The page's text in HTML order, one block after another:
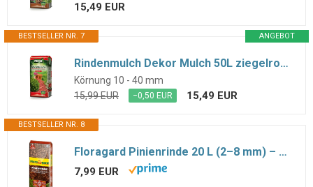
15,49 EUR
ANGEBOT
BESTSELLER NR. 7
Rindenmulch Dekor Mulch 50L ziegelrot Garten Deko-Mulch rot 50 Liter Dekormulch
Körnung 10 - 40 mm
15,99 EUR
−0,50 EUR 15,49 EUR
BESTSELLER NR. 8
Floragard Pinienrinde 20 L (2–8 mm) – dekorativer Premium-Mulch & natürliche Bodenabdeckung für Beete, Pflanzflächen, Stauden- & Gehölzbeete sowie Wege – unterdrückt Unkraut, hält den Boden feucht
7,99 EUR